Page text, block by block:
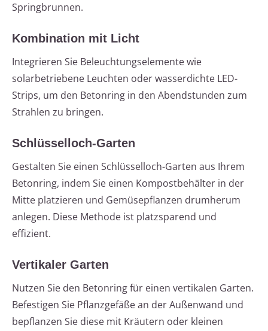
Springbrunnen.
Kombination mit Licht
Integrieren Sie Beleuchtungselemente wie
solarbetriebene Leuchten oder wasserdichte LED-
Strips, um den Betonring in den Abendstunden zum
Strahlen zu bringen.
Schlüsselloch-Garten
Gestalten Sie einen Schlüsselloch-Garten aus Ihrem
Betonring, indem Sie einen Kompostbehälter in der
Mitte platzieren und Gemüsepflanzen drumherum
anlegen. Diese Methode ist platzsparend und
effizient.
Vertikaler Garten
Nutzen Sie den Betonring für einen vertikalen Garten.
Befestigen Sie Pflanzgefäße an der Außenwand und
bepflanzen Sie diese mit Kräutern oder kleinen